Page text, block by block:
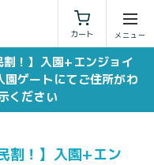
カート
特定商取引法に基づく表示
！】入園+エンジョイ
ゲートにてご住所がわ
ください
割！】入園+エン